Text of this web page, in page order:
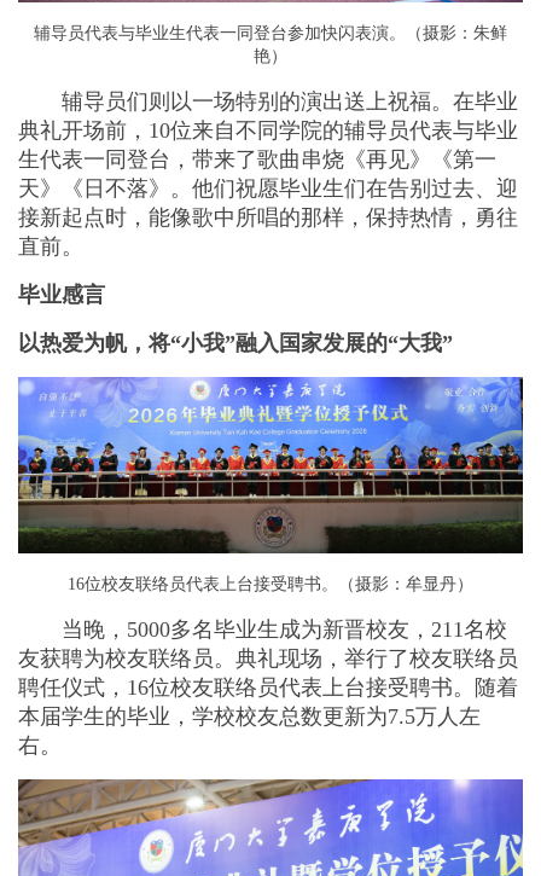
辅导员代表与毕业生代表一同登台参加快闪表演。（摄影：朱鲜
艳）
辅导员们则以一场特别的演出送上祝福。在毕业
典礼开场前，10位来自不同学院的辅导员代表与毕业
生代表一同登台，带来了歌曲串烧《再见》《第一
天》《日不落》。他们祝愿毕业生们在告别过去、迎
接新起点时，能像歌中所唱的那样，保持热情，勇往
直前。
毕业感言
以热爱为帆，将“小我”融入国家发展的“大我”
16位校友联络员代表上台接受聘书。（摄影：牟显丹）
当晚，5000多名毕业生成为新晋校友，211名校
友获聘为校友联络员。典礼现场，举行了校友联络员
聘任仪式，16位校友联络员代表上台接受聘书。随着
本届学生的毕业，学校校友总数更新为7.5万人左
右。